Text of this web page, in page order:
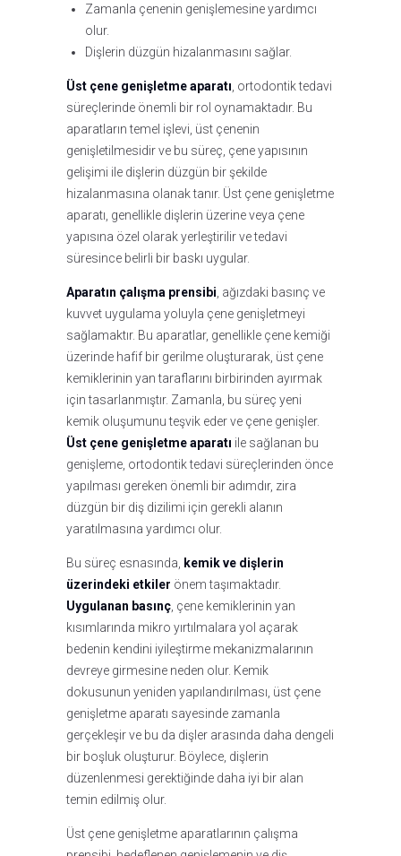
Zamanla çenenin genişlemesine yardımcı
olur.
Dişlerin düzgün hizalanmasını sağlar.
Üst çene genişletme aparatı , ortodontik tedavi
süreçlerinde önemli bir rol oynamaktadır. Bu
aparatların temel işlevi, üst çenenin
genişletilmesidir ve bu süreç, çene yapısının
gelişimi ile dişlerin düzgün bir şekilde
hizalanmasına olanak tanır. Üst çene genişletme
aparatı, genellikle dişlerin üzerine veya çene
yapısına özel olarak yerleştirilir ve tedavi
süresince belirli bir baskı uygular.
Aparatın çalışma prensibi , ağızdaki basınç ve
kuvvet uygulama yoluyla çene genişletmeyi
sağlamaktır. Bu aparatlar, genellikle çene kemiği
üzerinde hafif bir gerilme oluşturarak, üst çene
kemiklerinin yan taraflarını birbirinden ayırmak
için tasarlanmıştır. Zamanla, bu süreç yeni
kemik oluşumunu teşvik eder ve çene genişler.
Üst çene genişletme aparatı ile sağlanan bu
genişleme, ortodontik tedavi süreçlerinden önce
yapılması gereken önemli bir adımdır, zira
düzgün bir diş dizilimi için gerekli alanın
yaratılmasına yardımcı olur.
Bu süreç esnasında,
kemik ve dişlerin
üzerindeki etkiler önem taşımaktadır.
Uygulanan basınç , çene kemiklerinin yan
kısımlarında mikro yırtılmalara yol açarak
bedenin kendini iyileştirme mekanizmalarının
devreye girmesine neden olur. Kemik
dokusunun yeniden yapılandırılması, üst çene
genişletme aparatı sayesinde zamanla
gerçekleşir ve bu da dişler arasında daha dengeli
bir boşluk oluşturur. Böylece, dişlerin
düzenlenmesi gerektiğinde daha iyi bir alan
temin edilmiş olur.
Üst çene genişletme aparatlarının çalışma